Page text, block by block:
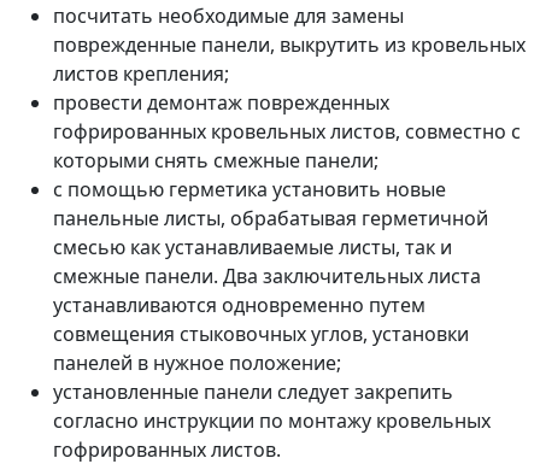
посчитать необходимые для замены
поврежденные панели, выкрутить из кровельных
листов крепления;
провести демонтаж поврежденных
гофрированных кровельных листов, совместно с
которыми снять смежные панели;
с помощью герметика установить новые
панельные листы, обрабатывая герметичной
смесью как устанавливаемые листы, так и
смежные панели. Два заключительных листа
устанавливаются одновременно путем
совмещения стыковочных углов, установки
панелей в нужное положение;
установленные панели следует закрепить
согласно инструкции по монтажу кровельных
гофрированных листов.